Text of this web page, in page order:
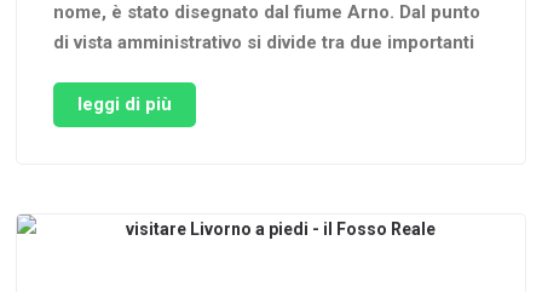
nome, è stato disegnato dal fiume Arno. Dal punto
di vista amministrativo si divide tra due importanti
itinerario è dedicato al Valdarno aretino. Il suo
fiorente lato industriale è conosciuto in tutta Italia,
leggi di più